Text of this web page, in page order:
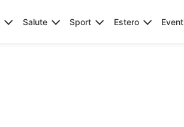
Salute Sport Estero